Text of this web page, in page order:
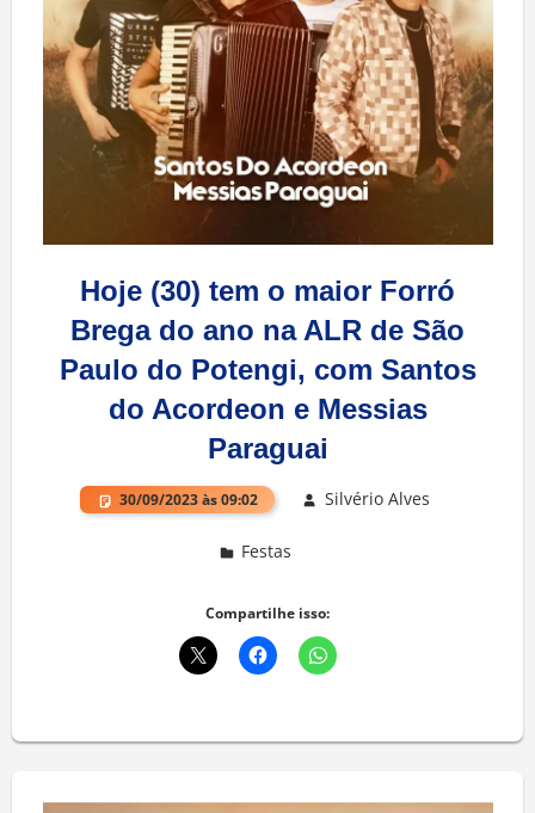
Hoje (30) tem o maior Forró
Brega do ano na ALR de São
Paulo do Potengi, com Santos
do Acordeon e Messias
Paraguai
30/09/2023 às 09:02 Silvério Alves
Festas
Compartilhe isso: